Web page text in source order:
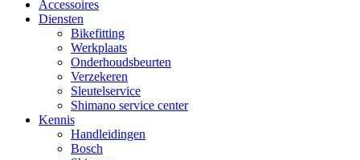
Accessoires
Diensten
Bikefitting
Werkplaats
Onderhoudsbeurten
Verzekeren
Sleutelservice
Shimano service center
Kennis
Handleidingen
Bosch